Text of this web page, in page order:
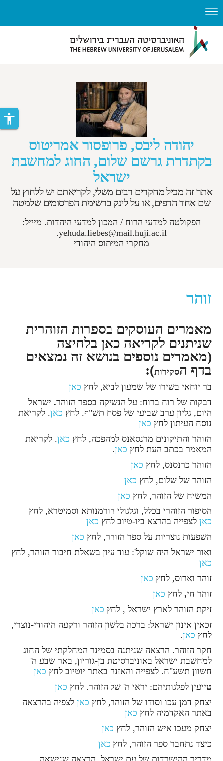
דילוג לתוכן העיקרי
גבוהה
יהודה ליבס, פרופסור אמריטוס
בקתדרת גרשם שלום, החוג למחשבת
ישראל
אתר זה מכיל מחקרים רבים משלי, לקריאתם יש ללחוץ על
שם אחד הדפים, או על לינק ברשימת הפרסומים שלמטה
הפקולטה למדעי הרוח / המכון למדעי היהדות. מיייל:
yehuda.liebes@mail.huji.ac.il.
מחקרי המיתוס היהודי
accessibility
זוהר
מאמרים העוסקים בספרות הזוהרית
שניתנים לקריאה כאן בלחיצה
(מאמרים נוספים בנושא זה נמצאים
בדף הסקירות):
בר יוחאי בשירו של שמעון לביא, לחץ כאן
דבקות של רוח ברוח: על הנשיקה בספר הזוהר. ישראל
היום, גליון ערב שביעי של פסח תש"ף. לחץ כאן. לקריאת
נוסח העיתון לחץ כאן
הזוהר והתיקונים מרנסאנס למהפכה, לחץ כאן. לקריאת
המאמר בכתב העת לחץ כאן.
הזוהר כרנסנס, לחץ כאן
הזוהר של שלום, לחץ כאן
המשיח של הזוהר, לחץ כאן
הסיפור הזוהרי בכלל, וגלגולי הורמנותא וסמיטרא, לחץ
כאןלצפייה בהרצא ביו-טיוב לחץ כאן
השפעות נוצריות על ספר הזוהר, לחץ כאן
ואור ישראל היה שוקל': עוד עיון בשאלת חיבור הזוהר, לחץ
כאן
זוהר וארוס, לחץ כאן
זוהר חי, לחץ כאן
זיקת הזוהר לארץ ישראל , לחץ כאן
זכאין אינון ישראל: ברכה בלשון הזוהר ורקעה היהודי-נוצרי,
לחץ כאן.
חקר הזוהר. הרצאה שניתנה בסמינר המחלקתי של החוג
למחשבת ישראל באוניברסיטת בן-גוריון, באר שבע ה'
חשוון תשע"ח. לצפייה והאזנה באתר יוטיוב לחץ כאן
טייעין לפלגותיהם: יראי ה' של הזוהר. לחץ כאן
יצחק דמן עכו וסודו של הזוהר, לחץ כאןלצפיה בהרצאה
באתר האקדמיה לחץ כאן
יצחק מעכו איש הזוהר, לחץ כאן
כיצד נתחבר ספר הזוהר, לחץ כאן